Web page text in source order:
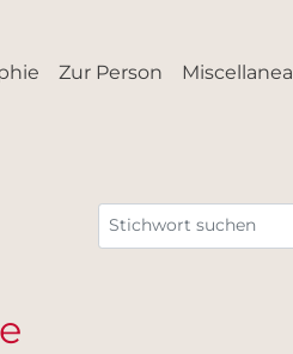
Zur Person Miscellanea